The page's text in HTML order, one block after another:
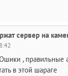
сервер на
, правильные
в этой шараге